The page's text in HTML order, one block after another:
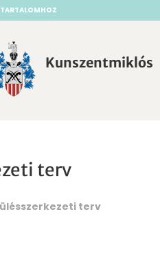
Kunszentmiklós
terv
terv